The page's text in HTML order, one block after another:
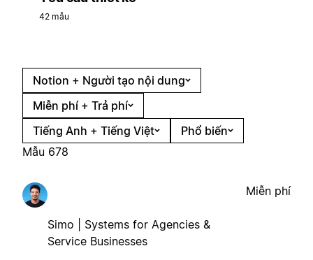
42 mẫu
Notion + Người tạo nội dung
Miễn phí + Trả phí
Tiếng Anh + Tiếng Việt
Phổ biến
Mẫu 678
Simo | Systems for Agencies &
Service Businesses
Miễn phí